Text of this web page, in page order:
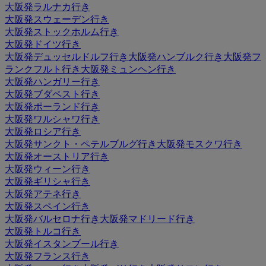
大阪発ラルナカ行き
大阪発スウェーデン行き
大阪発ストックホルム行き
大阪発ドイツ行き
大阪発デュッセルドルフ行き 大阪発ハンブルク行き 大阪発フ
ランクフルト行き 大阪発ミュンヘン行き
大阪発ハンガリー行き
大阪発ブダペスト行き
大阪発ポーランド行き
大阪発ワルシャワ行き
大阪発ロシア行き
大阪発サンクト・ペテルブルグ行き 大阪発モスクワ行き
大阪発オーストリア行き
大阪発ウィーン行き
大阪発ギリシャ行き
大阪発アテネ行き
大阪発スペイン行き
大阪発バルセロナ行き 大阪発マドリード行き
大阪発トルコ行き
大阪発イスタンブール行き
大阪発フランス行き